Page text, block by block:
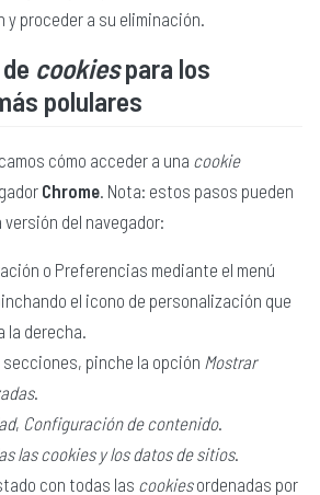
proceder a su eliminación.
cookiespara los
polulares
cómo acceder a una cookie
Chrome . Nota: estos pasos pueden
del navegador:
o Preferencias mediante el menú
el icono de personalización que
la derecha.
pinche la opción Mostrar
.
, Configuración de contenido.
lascookiesy los datos de sitios.
con todas las cookiesordenadas por